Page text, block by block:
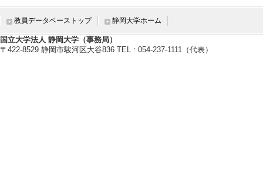
教員データベーストップ 静岡大学ホーム
国立大学法人 静岡大学（事務局）
〒422-8529 静岡市駿河区大谷836 TEL : 054-237-1111（代表）